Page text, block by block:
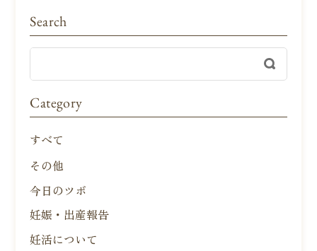
Search
Category
すべて
その他
今日のツボ
妊娠・出産報告
妊活について